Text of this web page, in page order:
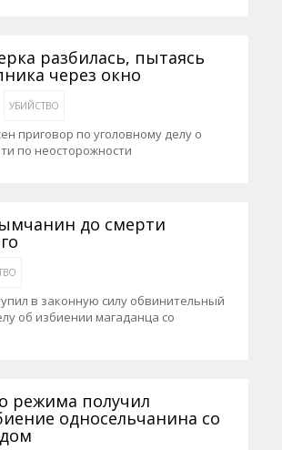
разбилась, пытаясь
через окно
УБИЙСТВО
приговор по уголовному делу о
по неосторожности
до смерти
в законную силу обвинительный
об избиении магаданца со
режима получил
односельчанина со